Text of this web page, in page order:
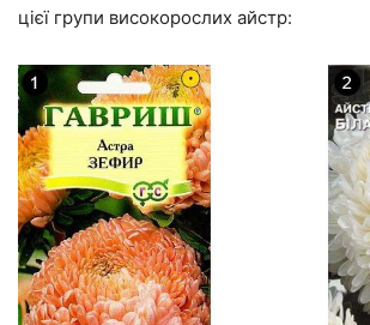
цієї групи високорослих айстр: